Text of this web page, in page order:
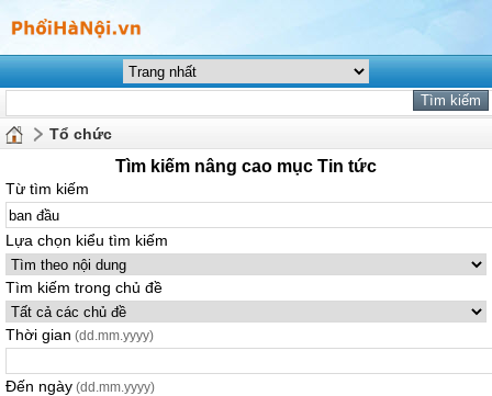
Tổ chức
Tìm kiếm nâng cao mục Tin tức
Từ tìm kiếm
Lựa chọn kiểu tìm kiếm
Tìm kiếm trong chủ đề
Thời gian (dd.mm.yyyy)
Đến ngày (dd.mm.yyyy)